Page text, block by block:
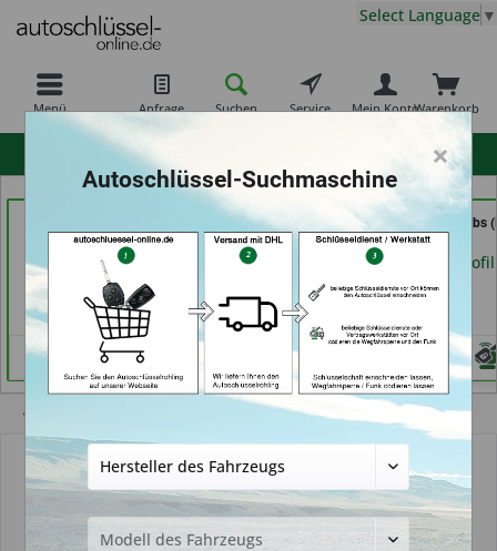
Menü Anfrage Suchen Service Warenkorb
Mein Konto
Select Language ▼
Schlüsseldienst (in
Grevenbroich)
Händlerprofil
Schlüssel- u. DL Service
(in Dresden)
Händlerprofil
Schlüssel Jacobs
Krefeld)
Händlerprofil
Autoschlüsselgehäuse und Zubehör
×
Autoschlüssel-Suchmaschine